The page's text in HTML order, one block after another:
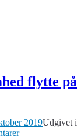
flytte på
2019Udgivet i
til